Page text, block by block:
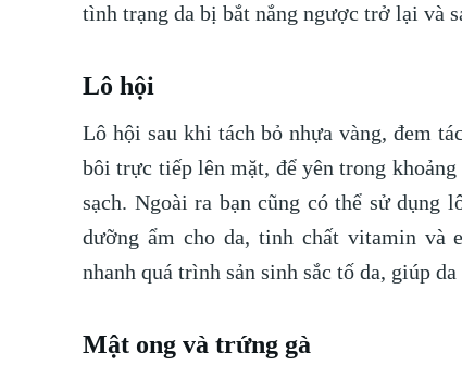
tình trạng da bị bắt nắng ngược trở lại và
Lô hội
Lô hội sau khi tách bỏ nhựa vàng, đem
bôi trực tiếp lên mặt, để yên trong
sạch. Ngoài ra bạn cũng có thể sử dụng
dưỡng ẩm cho da, tinh chất vitamin và
nhanh quá trình sản sinh sắc tố da, giúp
Mật ong và trứng gà